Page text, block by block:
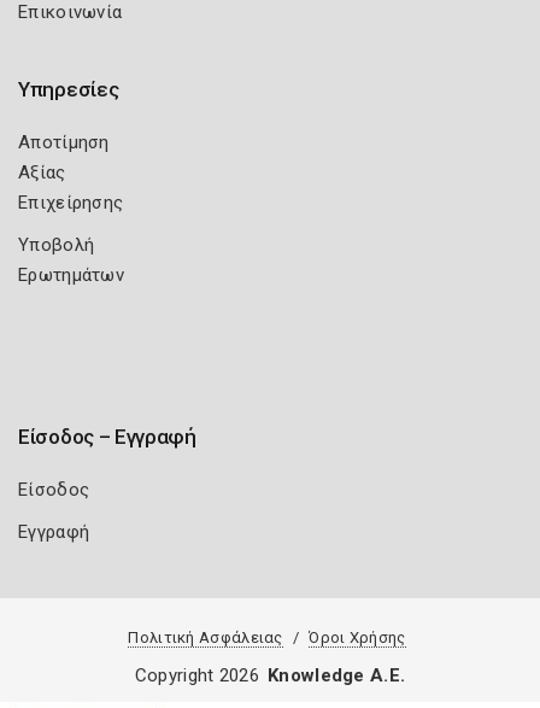
Επικοινωνία
Υπηρεσίες
Αποτίμηση
Αξίας
Επιχείρησης
Υποβολή
Ερωτημάτων
Είσοδος – Εγγραφή
Είσοδος
Εγγραφή
Πολιτική Ασφάλειας Όροι Χρήσης
Copyright 2026 Knowledge A.E.